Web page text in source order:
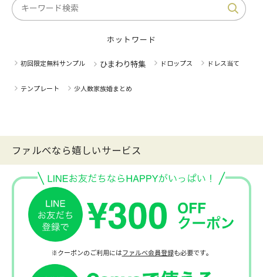
ホットワード
初回限定無料サンプル ひまわり特集 ドロップス ドレス当て
テンプレート 少人数家族婚まとめ
ファルべなら嬉しいサービス
※クーポンのご利用にはファルベ会員登録も必要です。